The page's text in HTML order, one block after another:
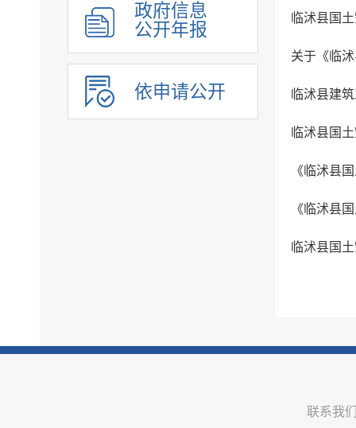
政府信息
公开年报
依申请公开
临沭县国
关于《临
临沭县建
临沭县国
《临沭县
《临沭县
临沭县国
联系我